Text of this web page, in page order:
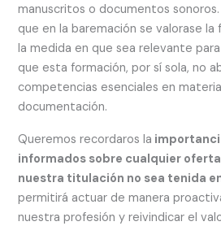
manuscritos o documentos
que en la baremación se valorase la
la medida en que sea relevante
que esta formación, por sí sola, no
competencias esenciales en
documentación.
Queremos recordaros la
informados sobre cualquier
nuestra titulación no sea tenida
permitirá actuar de manera
nuestra profesión y reivindicar el